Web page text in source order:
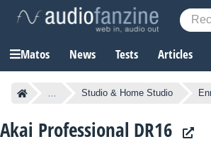
Matos News Tests Articles
... Studio & Home Studio
Akai Professional DR16